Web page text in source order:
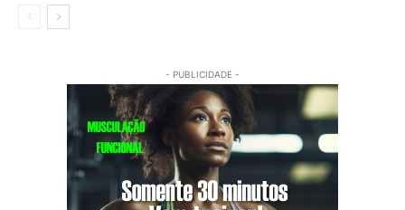
- PUBLICIDADE -